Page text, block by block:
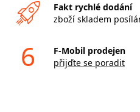
Fakt rychlé dodání
zboží skladem
6
F-Mobil prodejen
přijďte se poradit